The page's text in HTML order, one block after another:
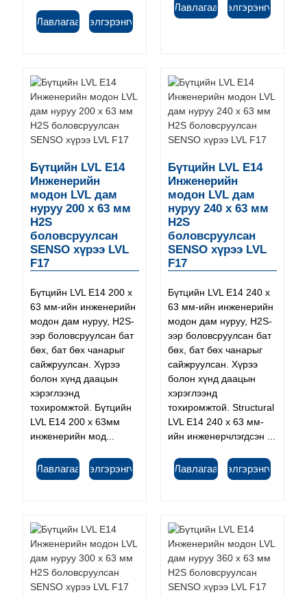
Лавлагаа Дэлгэрэнгүй
Лавлагаа Дэлгэрэнгүй
Бүтцийн LVL E14
Инженерийн
модон LVL дам
нуруу 200 x 63 мм
H2S
боловсруулсан
SENSO хүрээ LVL
F17
Бүтцийн LVL E14 200 x
63 мм-ийн инженерийн
модон дам нуруу, H2S-
ээр боловсруулсан бат
бөх, бат бөх чанарыг
сайжруулсан. Хүрээ
болон хүнд даацын
хэрэглээнд
тохиромжтой. Бүтцийн
LVL E14 200 x 63мм
инженерийн мод...
Лавлагаа Дэлгэрэнгүй
Бүтцийн LVL E14
Инженерийн
модон LVL дам
нуруу 240 x 63 мм
H2S
боловсруулсан
SENSO хүрээ LVL
F17
Бүтцийн LVL E14 240 x
63 мм-ийн инженерийн
модон дам нуруу, H2S-
ээр боловсруулсан бат
бөх, бат бөх чанарыг
сайжруулсан. Хүрээ
болон хүнд даацын
хэрэглээнд
тохиромжтой. Structural
LVL E14 240 x 63 мм-
ийн инженерчлэгдсэн ...
Лавлагаа Дэлгэрэнгүй